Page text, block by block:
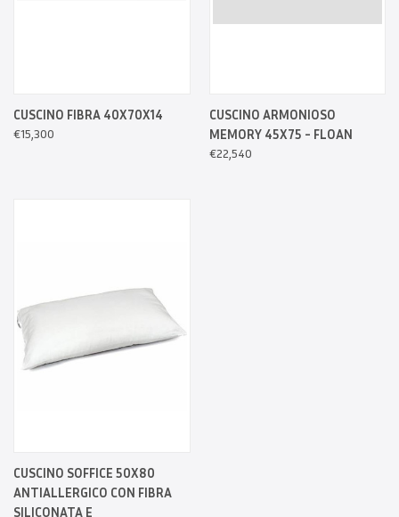
CUSCINO FIBRA 40X70X14
€15,300
CUSCINO ARMONIOSO
MEMORY 45X75 - FLOAN
€22,540
CUSCINO SOFFICE 50X80
ANTIALLERGICO CON FIBRA
SILICONATA E